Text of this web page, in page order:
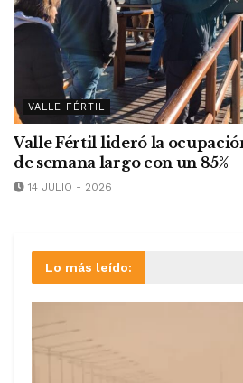
VALLE FÉRTIL
Valle Fértil lideró la
de semana largo con un 85%
14 JULIO - 2026
Lo más leído: